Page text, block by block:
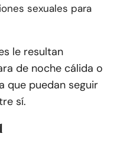
sexuales para
le resultan
de noche cálida o
que puedan seguir
sí.